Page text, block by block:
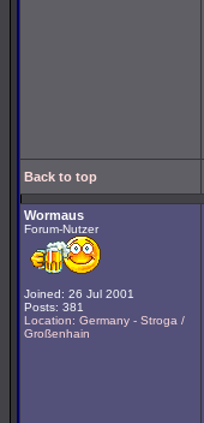
Back to top
Wormaus
Forum-Nutzer
Joined: 26 Jul 2001
Posts: 381
Location: Germany - Stroga /
Großenhain